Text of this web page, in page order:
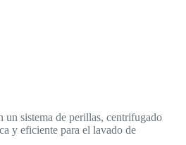
sistema de perillas, centrifugado
y eficiente para el lavado de